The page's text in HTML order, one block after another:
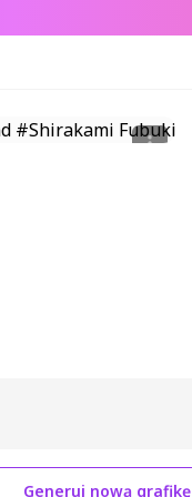
Generuj nową grafikę